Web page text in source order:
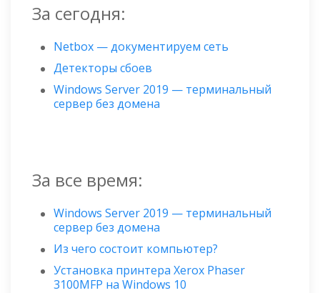
За сегодня:
Netbox — документируем сеть
Детекторы сбоев
Windows Server 2019 — терминальный
сервер без домена
За все время:
Windows Server 2019 — терминальный
сервер без домена
Из чего состоит компьютер?
Установка принтера Xerox Phaser
3100MFP на Windows 10